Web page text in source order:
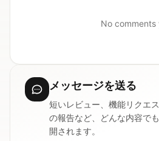
No comments
メッセージを送る
短いレビュー、機能リクエ
の報告など、どんな内容で
開されます。